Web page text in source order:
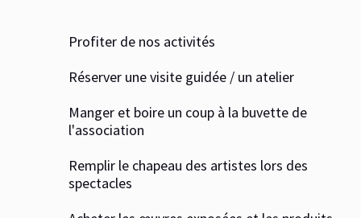
Profiter de nos activités
Réserver une visite guidée / un atelier
Manger et boire un coup à la buvette de
l'association
Remplir le chapeau des artistes lors des
spectacles